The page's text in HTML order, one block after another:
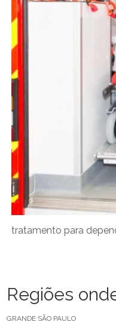
tratamento para
Regiões
GRANDE SÃO PAULO